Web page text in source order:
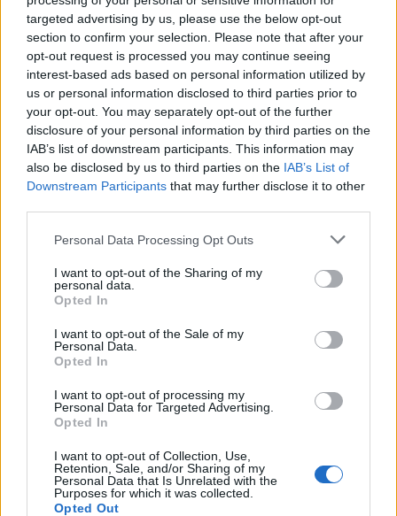
targeted advertising by us, please use the below opt-out
section to confirm your selection. Please note that after your
opt-out request is processed you may continue seeing
interest-based ads based on personal information utilized by
us or personal information disclosed to third parties prior to
your opt-out. You may separately opt-out of the further
disclosure of your personal information by third parties on the
IAB’s list of downstream participants. This information may
also be disclosed by us to third parties on the IAB’s List of
Downstream Participants that may further disclose it to other
Please note that this website/app uses one or more Google
not limited to your visit or usage behaviour. You may click to
grant or deny consent to Google and its third-party tags to
use your data for below specified purposes in below Google
consent section.
Personal Data Processing Opt Outs
I want to opt-out of the Sharing of my
personal data.
Opted In
I want to opt-out of the Sale of my
Personal Data.
Opted In
I want to opt-out of processing my
Personal Data for Targeted Advertising.
Opted In
I want to opt-out of Collection, Use,
Retention, Sale, and/or Sharing of my
Personal Data that Is Unrelated with the
Purposes for which it was collected.
Opted Out
condivisione di informazioni sarà fondamentale per
navigare in questo paesaggio in evoluzione.
Edoardo Vitali
Edoardo Vitali ha coordinato la copertura
della ristrutturazione del mercato ittico di
Palermo, sostenendo la linea editoriale sulla
pragmatico e un dettaglio personale:
delle Lapidi.